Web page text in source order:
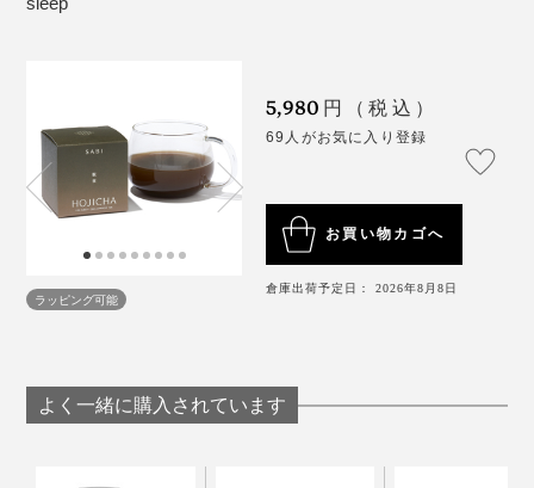
お茶には不溶性食物繊維なども豊富です。胃腸痛が
ラッピング可能
5,980 円（税込）
69人がお気に入り登録
お買い物カゴへ
倉庫出荷予定日： 2026年8月8日
よく一緒に購入されています